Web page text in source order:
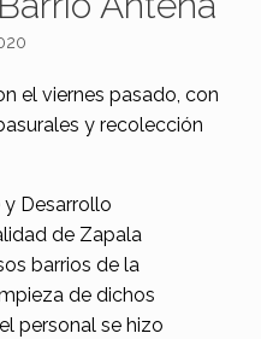
el viernes pasado, con
y recolección
Desarrollo
de Zapala
barrios de la
de dichos
personal se hizo